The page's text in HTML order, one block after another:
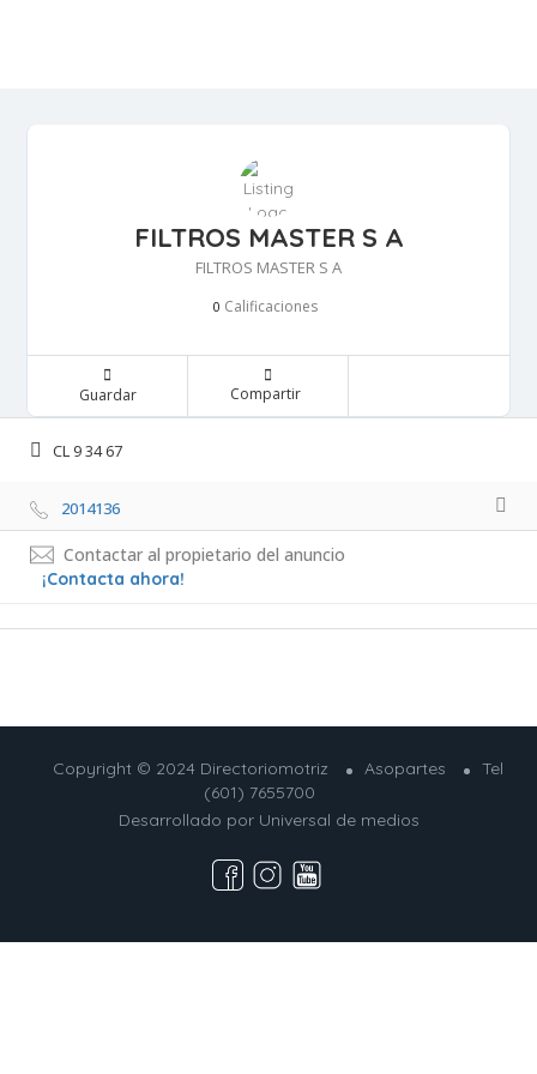
FILTROS MASTER S A
FILTROS MASTER S A
0 Calificaciones
Guardar Compartir
CL 9 34 67
2014136
Contactar al propietario del anuncio
¡Contacta ahora!
Copyright © 2024 Directoriomotriz Asopartes
Tel
(601) 7655700
Desarrollado por Universal de medios